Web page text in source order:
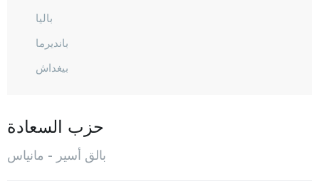
باليا
بانديرما
بيغداش
دورسون بيه
إيرديك
حزب السعادة
بالق أسير - مانياس